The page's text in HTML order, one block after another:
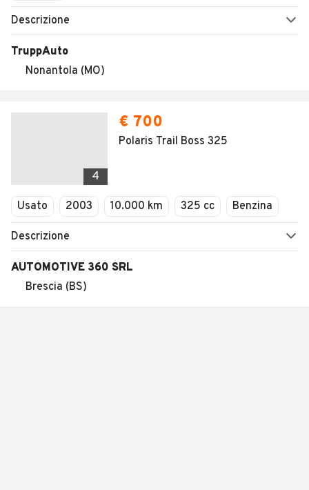
Descrizione
TruppAuto
Nonantola (MO)
4
€ 700
Polaris Trail Boss 325
Usato 2003 10.000 km 325 cc Benzina
Descrizione
AUTOMOTIVE 360 SRL
Brescia (BS)